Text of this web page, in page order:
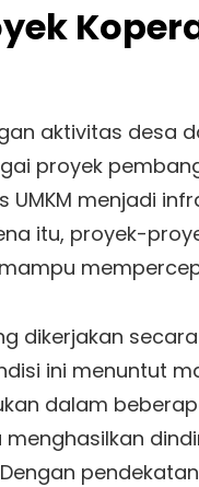
aktivitas desa
proyek
UMKM menjadi
itu, proyek-
dikerjakan
ini menuntut
dalam